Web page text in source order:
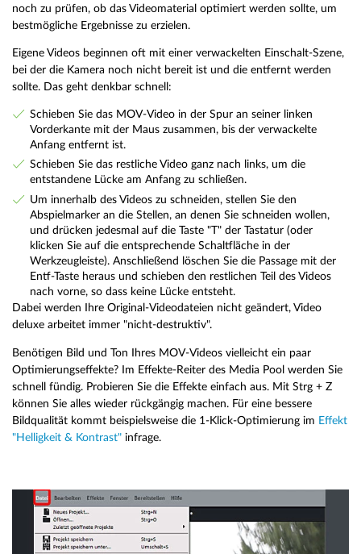
noch zu prüfen, ob das Videomaterial optimiert werden sollte, um
bestmögliche Ergebnisse zu erzielen.
Eigene Videos beginnen oft mit einer verwackelten Einschalt-Szene,
bei der die Kamera noch nicht bereit ist und die entfernt werden
sollte. Das geht denkbar schnell:
Schieben Sie das MOV-Video in der Spur an seiner linken
Vorderkante mit der Maus zusammen, bis der verwackelte
Anfang entfernt ist.
Schieben Sie das restliche Video ganz nach links, um die
entstandene Lücke am Anfang zu schließen.
Um innerhalb des Videos zu schneiden, stellen Sie den
Abspielmarker an die Stellen, an denen Sie schneiden wollen,
und drücken jedesmal auf die Taste "T" der Tastatur (oder
klicken Sie auf die entsprechende Schaltfläche in der
Werkzeugleiste). Anschließend löschen Sie die Passage mit der
Entf-Taste heraus und schieben den restlichen Teil des Videos
nach vorne, so dass keine Lücke entsteht.
Dabei werden Ihre Original-Videodateien nicht geändert, Video
deluxe arbeitet immer "nicht-destruktiv".
Benötigen Bild und Ton Ihres MOV-Videos vielleicht ein paar
Optimierungseffekte? Im Effekte-Reiter des Media Pool werden Sie
schnell fündig. Probieren Sie die Effekte einfach aus. Mit Strg + Z
können Sie alles wieder rückgängig machen. Für eine bessere
Bildqualität kommt beispielsweise die 1-Klick-Optimierung im Effekt
"Helligkeit & Kontrast" infrage.